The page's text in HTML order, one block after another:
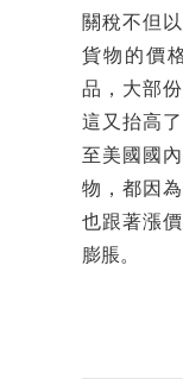
關稅不但
貨物的價
品，大部
這又抬高
至美國國
物，都因
也跟著漲
膨脹。